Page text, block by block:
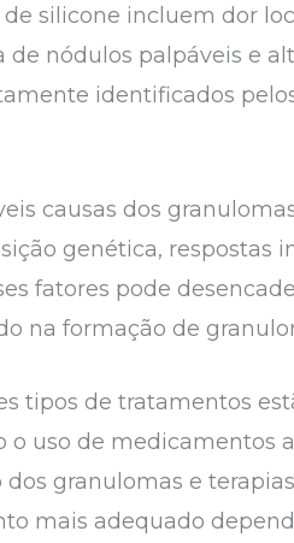
de silicone incluem dor
de nódulos palpáveis e
identificados
causas dos
genética, respostas
fatores pode
na formação de
tipos de tratamentos
o uso de medicamentos
dos granulomas e
mais adequado